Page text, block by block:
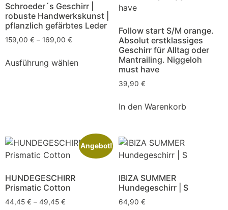
Schroeder´s Geschirr |
robuste Handwerkskunst |
pflanzlich gefärbtes Leder
159,00 € – 169,00 €
Ausführung wählen
Follow start S/M orange.
Absolut erstklassiges
Geschirr für Alltag oder
Mantrailing. Niggeloh
must have
39,90 €
In den Warenkorb
Angebot!
HUNDEGESCHIRR
Prismatic Cotton
44,45 € – 49,45 €
IBIZA SUMMER
Hundegeschirr | S
64,90 €